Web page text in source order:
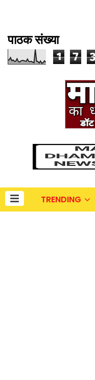
पाठक संख्या
1 7
TRENDING